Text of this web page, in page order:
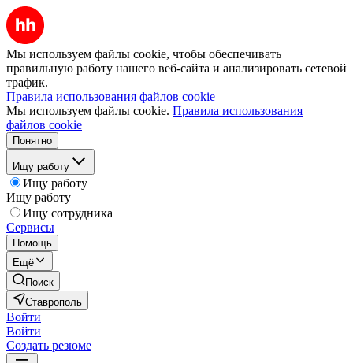
Мы используем файлы cookie, чтобы обеспечивать
правильную работу нашего веб-сайта и анализировать сетевой
трафик.
Правила использования файлов cookie
Мы используем файлы cookie. Правила использования
файлов cookie
Понятно
Ищу работу
Ищу работу
Ищу работу
Ищу сотрудника
Сервисы
Помощь
Ещё
Поиск
Ставрополь
Войти
Войти
Создать резюме